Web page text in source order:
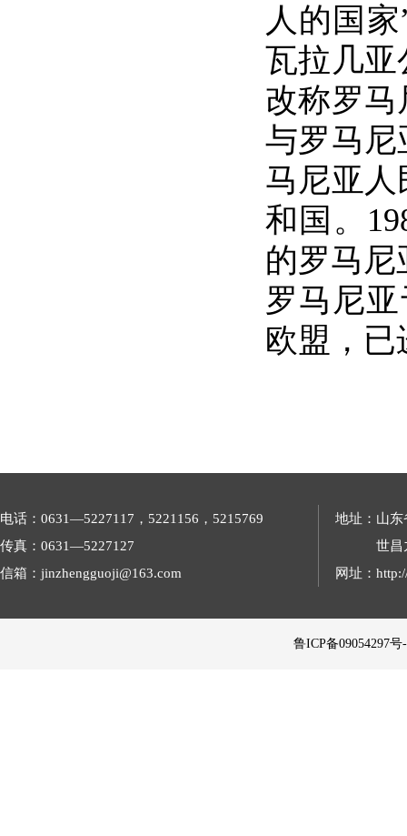
人的国
瓦拉几亚
改称罗马
与罗马尼
马尼亚人
和国。
的罗马尼
罗马尼
欧盟，
电话：0631—5227117，5221156，5215769
传真：0631—5227127
信箱：jinzhengguoji@163.com
地址：山
世昌
网址：
鲁ICP备09054297号